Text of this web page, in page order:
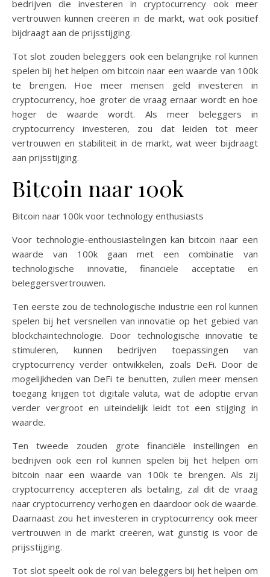
bedrijven die investeren in cryptocurrency ook meer
vertrouwen kunnen creëren in de markt, wat ook positief
bijdraagt aan de prijsstijging.
Tot slot zouden beleggers ook een belangrijke rol kunnen
spelen bij het helpen om bitcoin naar een waarde van 100k
te brengen. Hoe meer mensen geld investeren in
cryptocurrency, hoe groter de vraag ernaar wordt en hoe
hoger de waarde wordt. Als meer beleggers in
cryptocurrency investeren, zou dat leiden tot meer
vertrouwen en stabiliteit in de markt, wat weer bijdraagt
aan prijsstijging.
Bitcoin naar 100k
Bitcoin naar 100k voor technology enthusiasts
Voor technologie-enthousiastelingen kan bitcoin naar een
waarde van 100k gaan met een combinatie van
technologische innovatie, financiële acceptatie en
beleggersvertrouwen.
Ten eerste zou de technologische industrie een rol kunnen
spelen bij het versnellen van innovatie op het gebied van
blockchaintechnologie. Door technologische innovatie te
stimuleren, kunnen bedrijven toepassingen van
cryptocurrency verder ontwikkelen, zoals DeFi. Door de
mogelijkheden van DeFi te benutten, zullen meer mensen
toegang krijgen tot digitale valuta, wat de adoptie ervan
verder vergroot en uiteindelijk leidt tot een stijging in
waarde.
Ten tweede zouden grote financiële instellingen en
bedrijven ook een rol kunnen spelen bij het helpen om
bitcoin naar een waarde van 100k te brengen. Als zij
cryptocurrency accepteren als betaling, zal dit de vraag
naar cryptocurrency verhogen en daardoor ook de waarde.
Daarnaast zou het investeren in cryptocurrency ook meer
vertrouwen in de markt creëren, wat gunstig is voor de
prijsstijging.
Tot slot speelt ook de rol van beleggers bij het helpen om